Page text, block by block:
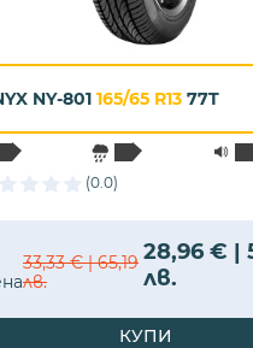
NY-801 165/65 R13 77T
(0.0)
33,33 € | 65,19
лв.
28,96 € |
лв.
КУПИ